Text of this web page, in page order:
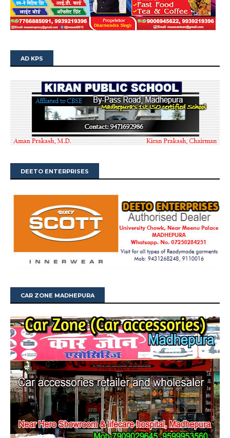
AD KPS
DEETO ENTERPRISES
CAR ZONE MADHEPURA